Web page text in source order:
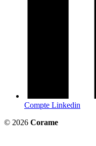
Compte Linkedin
© 2026 Corame